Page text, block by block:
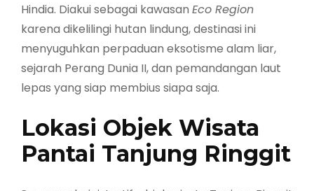
Hindia. Diakui sebagai kawasan Eco Region
karena dikelilingi hutan lindung, destinasi ini
menyuguhkan perpaduan eksotisme alam liar,
sejarah Perang Dunia II, dan pemandangan laut
lepas yang siap membius siapa saja.
Lokasi Objek Wisata
Pantai Tanjung Ringgit